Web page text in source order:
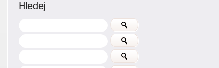
Hledej